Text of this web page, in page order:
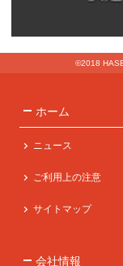
©2018
ホーム
ニュース
ご利用上の注意
サイトマップ
会社情報